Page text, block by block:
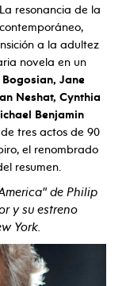
resonancia de la
a la adultez
novela en un
Bogosian, Jane
Neshat, Cynthia
Benjamin
tres actos de 90
el renombrado
resumen.
de Philip
y su estreno
York.